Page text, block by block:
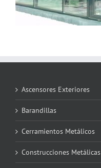
Ascensores Exteriores
Barandillas
Cerramientos Metálicos
Construcciones Metálicas